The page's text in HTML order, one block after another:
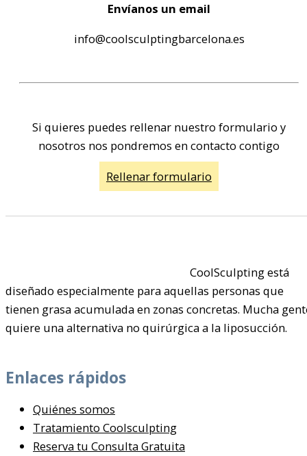
Envíanos un email
info@coolsculptingbarcelona.es
Si quieres puedes rellenar nuestro formulario y
nosotros nos pondremos en contacto contigo
Rellenar formulario
CoolSculpting está
diseñado especialmente para aquellas personas que
tienen grasa acumulada en zonas concretas. Mucha
quiere una alternativa no quirúrgica a la liposucción.
Enlaces rápidos
Quiénes somos
Tratamiento Coolsculpting
Reserva tu Consulta Gratuita